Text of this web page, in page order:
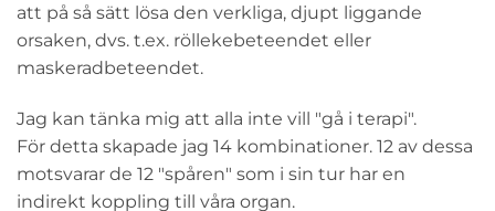
att på så sätt lösa den verkliga, djupt liggande
orsaken, dvs. t.ex. röllekebeteendet eller
maskeradbeteendet.
Jag kan tänka mig att alla inte vill "gå i terapi".
För detta skapade jag 14 kombinationer. 12 av dessa
motsvarar de 12 "spåren" som i sin tur har en
indirekt koppling till våra organ.